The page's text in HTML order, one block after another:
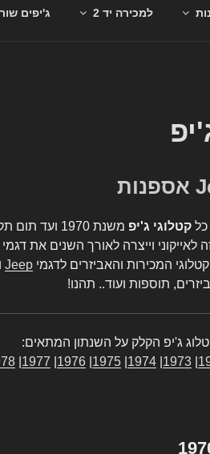
למכירה יד 2 ג'יפים
קטלוגי ג'יפ
משנת 1970
לאייקוני וייצרה לאורך השנים את
המכירות והאביזרים לדגמי Jeep
תוספות ועוד.. תהנו!
ג'יפ הקלק על השנתון המתאים:
1973
1974
1975
1976
1977